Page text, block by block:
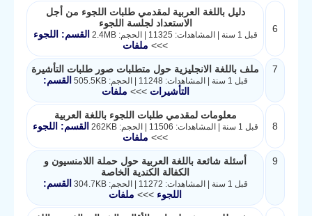
6
دليل باللغة العربية لمقدمي طلبات اللجوء من أجل
الاستعداد لجلسة اللجوء
قبل 1 سنة | المشاهدات: 11325 | الحجم: 2.4MB
القسم: اللجوء
>>> ملفات
7 ملف باللغة الانجليزية حول متطلبات صور طلبات التأشيرة
قبل 1 سنة | المشاهدات: 11248 | الحجم: 505.5KB
القسم:
التأشيرات>>> ملفات
8
معلومات لمقدمي طلبات اللجوء باللغة العربية
قبل 1 سنة | المشاهدات: 11506 | الحجم: 262KB
القسم: اللجوء
>>> ملفات
9
أسئلة شائعة باللغة العربية حول حملة اللامنسيون و
الكفالة الكندية الخاصة
قبل 1 سنة | المشاهدات: 11272 | الحجم: 304.7KB
القسم:
اللجوء >>> ملفات